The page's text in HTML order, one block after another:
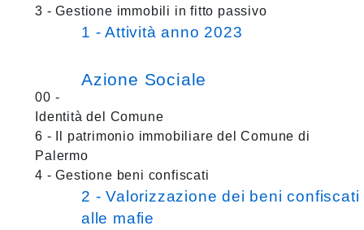
3 - Gestione immobili in fitto passivo
1 - Attività anno 2023
Azione Sociale
00 -
Identità del Comune
6 - Il patrimonio immobiliare del Comune di
Palermo
4 - Gestione beni confiscati
2 - Valorizzazione dei beni confiscati
alle mafie